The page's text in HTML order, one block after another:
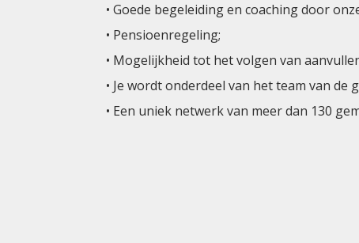
• Goede begeleiding en coaching door
• Pensioenregeling;
• Mogelijkheid tot het volgen van
• Je wordt onderdeel van het team van
• Een uniek netwerk van meer dan 130